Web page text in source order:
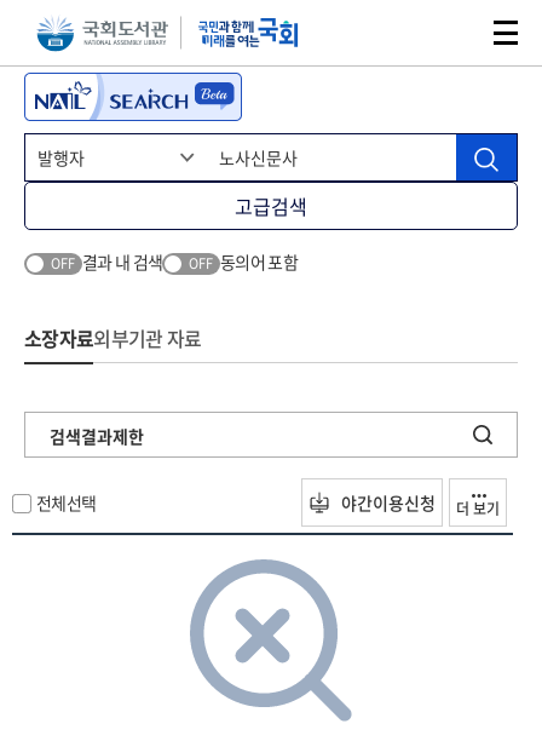
본문 바로가기주메뉴 바로가기
고급검색
OFF 결과 내 검색 OFF 동의어 포함
소장자료외부기관 자료
검색결과제한
전체선택 야간이용신청 더 보기